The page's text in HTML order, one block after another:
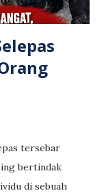
mengancam
m...
tersebar
bertindak
di sebuah